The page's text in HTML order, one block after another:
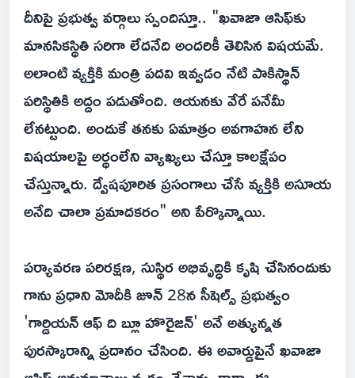
దీనిపై ప్రభుత్వ వర్గాలు స్పందిస్తూ.. "ఖవాజా ఆసిఫ్‌కు
మానసికస్థితి సరిగా లేదనేది అందరికీ తెలిసిన విషయమే.
అలాంటి వ్యక్తికి మంత్రి పదవి ఇవ్వడం నేటి పాకిస్థాన్
పరిస్థితికి అద్దం పడుతోంది. ఆయనకు వేరే పనేమీ
లేనట్టుంది. అందుకే తనకు ఏమాత్రం అవగాహన లేని
విషయాలపై అర్థంలేని వ్యాఖ్యలు చేస్తూ కాలక్షేపం
చేస్తున్నారు. ద్వేషపూరిత ప్రసంగాలు చేసే వ్యక్తికి అసూయ
అనేది చాలా ప్రమాదకరం" అని పేర్కొన్నాయి.
పర్యావరణ పరిరక్షణ, సుస్థిర అభివృద్ధికి కృషి చేసినందుకు
గాను ప్రధాని మోదీకి జూన్ 28న సీషెల్స్ ప్రభుత్వం
'గార్డియన్ ఆఫ్ ది బ్లూ హొరైజన్' అనే అత్యున్నత
పురస్కారాన్ని ప్రదానం చేసింది. ఈ అవార్డుపైనే ఖవాజా